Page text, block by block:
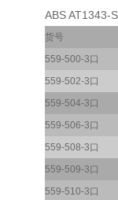
ABS AT1343-
货号
559-500-3口
559-502-3口
559-504-3口
559-506-3口
559-508-3口
559-509-3口
559-510-3口